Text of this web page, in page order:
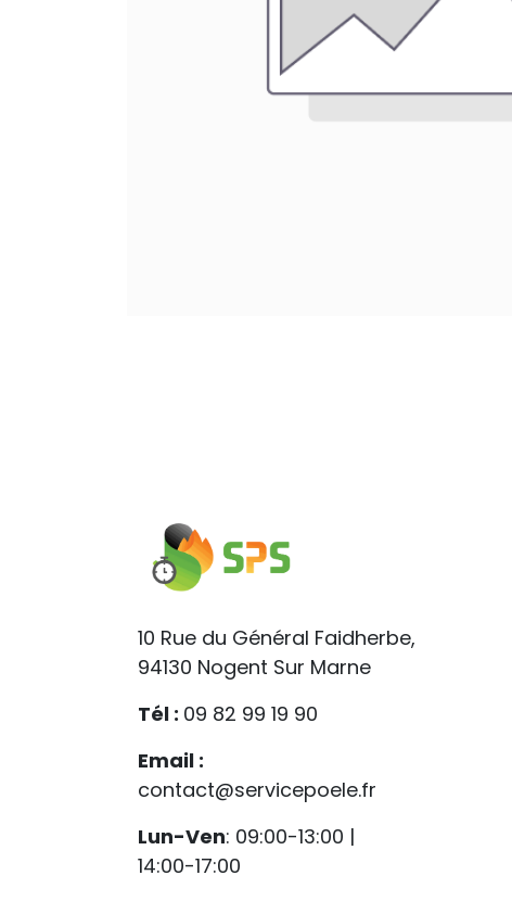
10 Rue du Général Faidherbe,
94130 Nogent Sur Marne
Tél : 09 82 99 19 90
Email :
contact@servicepoele.fr
Lun-Ven: 09:00-13:00 |
14:00-17:00